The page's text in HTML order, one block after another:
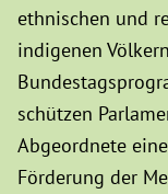
ethnischen und
indigenen
schützen
Abgeordnete
Förderung der